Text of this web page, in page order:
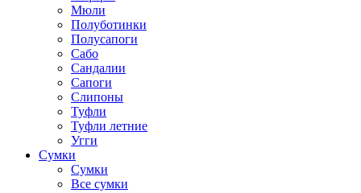
Мюли
Полуботинки
Полусапоги
Сабо
Сандалии
Сапоги
Слипоны
Туфли
Туфли летние
Угги
Сумки
Сумки
Все сумки